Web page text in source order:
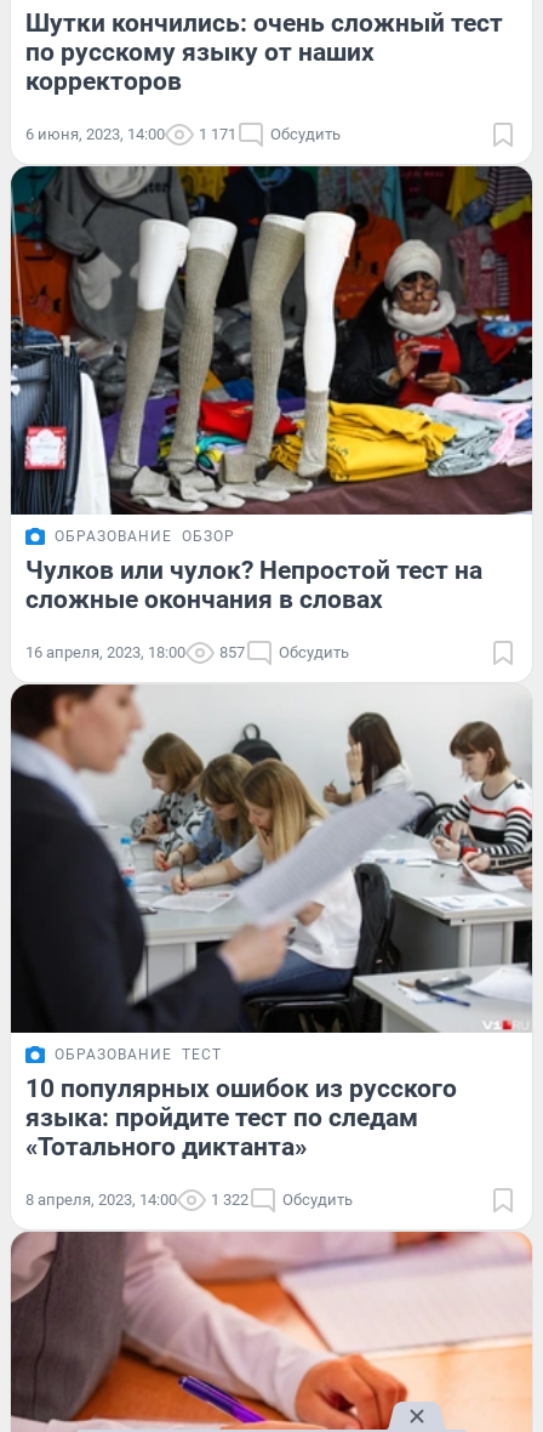
Шутки кончились: очень сложный тест
по русскому языку от наших
корректоров
6 июня, 2023, 14:00 1 171 Обсудить
ОБРАЗОВАНИЕ ОБЗОР
Чулков или чулок? Непростой тест на
сложные окончания в словах
16 апреля, 2023, 18:00 857 Обсудить
ОБРАЗОВАНИЕ ТЕСТ
10 популярных ошибок из русского
языка: пройдите тест по следам
«Тотального диктанта»
8 апреля, 2023, 14:00 1 322 Обсудить